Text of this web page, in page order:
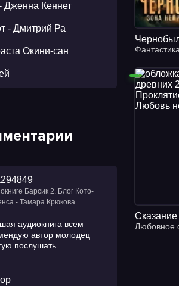
Дженна Кеннет
- Дмитрий Ра
Окини-сан
Барсик 2. Блог Кото-
- Тамара Крюкова
аудиокнига всем
автор молодец
послушать
Фантастика
Любовное